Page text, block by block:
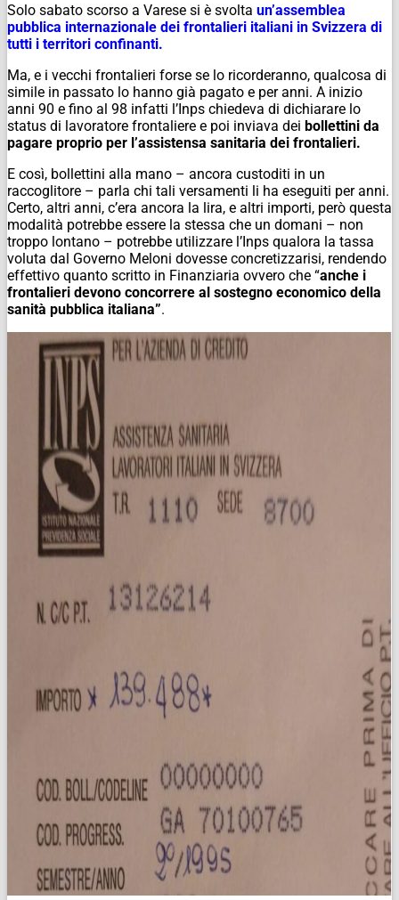
Solo sabato scorso a Varese si è svolta un’assemblea
pubblica internazionale dei frontalieri italiani in Svizzera di
tutti i territori confinanti.
Ma, e i vecchi frontalieri forse se lo ricorderanno, qualcosa di
simile in passato lo hanno già pagato e per anni. A inizio
anni 90 e fino al 98 infatti l’Inps chiedeva di dichiarare lo
status di lavoratore frontaliere e poi inviava dei bollettini da
pagare proprio per l’assistensa sanitaria dei frontalieri.
E così, bollettini alla mano – ancora custoditi in un
raccoglitore – parla chi tali versamenti li ha eseguiti per anni.
Certo, altri anni, c’era ancora la lira, e altri importi, però questa
modalità potrebbe essere la stessa che un domani – non
troppo lontano – potrebbe utilizzare l’Inps qualora la tassa
voluta dal Governo Meloni dovesse concretizzarisi, rendendo
effettivo quanto scritto in Finanziaria ovvero che “anche i
frontalieri devono concorrere al sostegno economico della
sanità pubblica italiana”.